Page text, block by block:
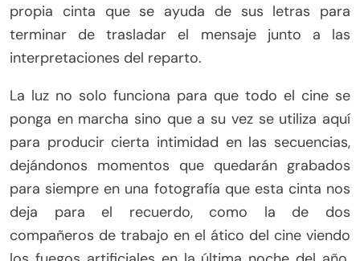
propia cinta que se ayuda de sus letras para
terminar de trasladar el mensaje junto a las
interpretaciones del reparto.
La luz no solo funciona para que todo el cine se
ponga en marcha sino que a su vez se utiliza aquí
para producir cierta intimidad en las secuencias,
dejándonos momentos que quedarán grabados
para siempre en una fotografía que esta cinta nos
deja para el recuerdo, como la de dos
compañeros de trabajo en el ático del cine viendo